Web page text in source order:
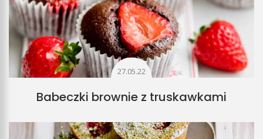
27.05.22
Babeczki brownie z truskawkami